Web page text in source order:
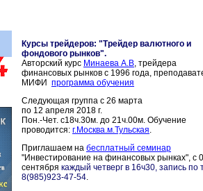
Курсы трейдеров: "Трейдер валютного и
фондового рынков".
Авторский курс Минаева А.В, трейдера
финансовых рынков с 1996 года,
МИФИ программа обучения
Следующая группа c 26 марта
по 12 апреля 2018 г.
Пон.-Чет. с18ч.30м. до 21ч.00м. Обучение
проводится: г.Москва.м.Тульская.
Приглашаем на бесплатный семинар
"Инвестирование на финансовых рынках", с
сентября каждый четверг в 16ч30, запись по
8(985)923-47-54.